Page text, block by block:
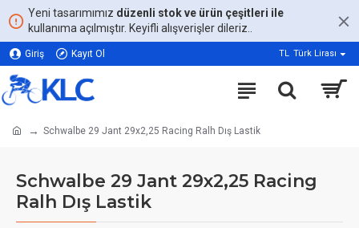
Yeni tasarımımız düzenli stok ve ürün çeşitleri ile
kullanıma açılmıştır. Keyifli alışverişler dileriz..
Giriş Kayıt Ol TL Türk Lirası
Schwalbe 29 Jant 29x2,25 Racing Ralh Dış Lastik
Schwalbe 29 Jant 29x2,25 Racing
Ralh Dış Lastik